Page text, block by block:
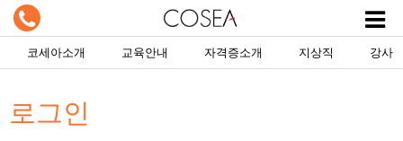
코세아소개 교육안내 자격증소개 지상직 강사
로그인